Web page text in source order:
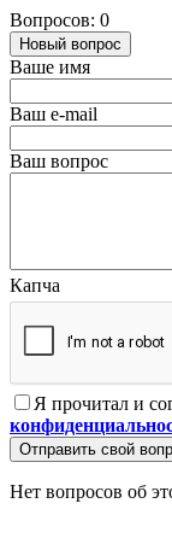
Вопросов: 0
Новый вопрос
Ваше имя
Ваш e-mail
Ваш вопрос
Капча
Я прочитал и
Отправить свой
Нет вопросов об